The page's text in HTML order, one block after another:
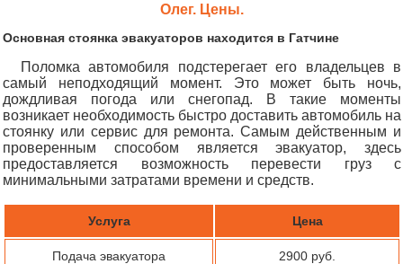
Олег. Цены.
Основная стоянка эвакуаторов находится в Гатчине
Поломка автомобиля подстерегает его владельцев в
самый неподходящий момент. Это может быть ночь,
дождливая погода или снегопад. В такие моменты
возникает необходимость быстро доставить автомобиль на
стоянку или сервис для ремонта. Самым действенным и
проверенным способом является эвакуатор, здесь
предоставляется возможность перевести груз с
минимальными затратами времени и средств.
Услуга Цена
Подача эвакуатора 2900 руб.